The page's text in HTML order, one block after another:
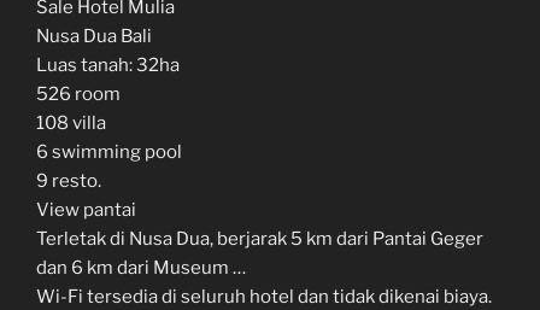
Sale Hotel Mulia
Nusa Dua Bali
Luas tanah: 32ha
526 room
108 villa
6 swimming pool
9 resto.
View pantai
Terletak di Nusa Dua, berjarak 5 km dari Pantai Geger
dan 6 km dari Museum …
Wi-Fi tersedia di seluruh hotel dan tidak dikenai biaya.